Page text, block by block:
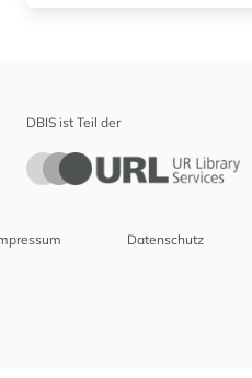
DBIS ist Teil der
Datenschutz